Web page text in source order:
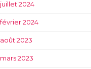
juillet 2024
février 2024
août 2023
mars 2023